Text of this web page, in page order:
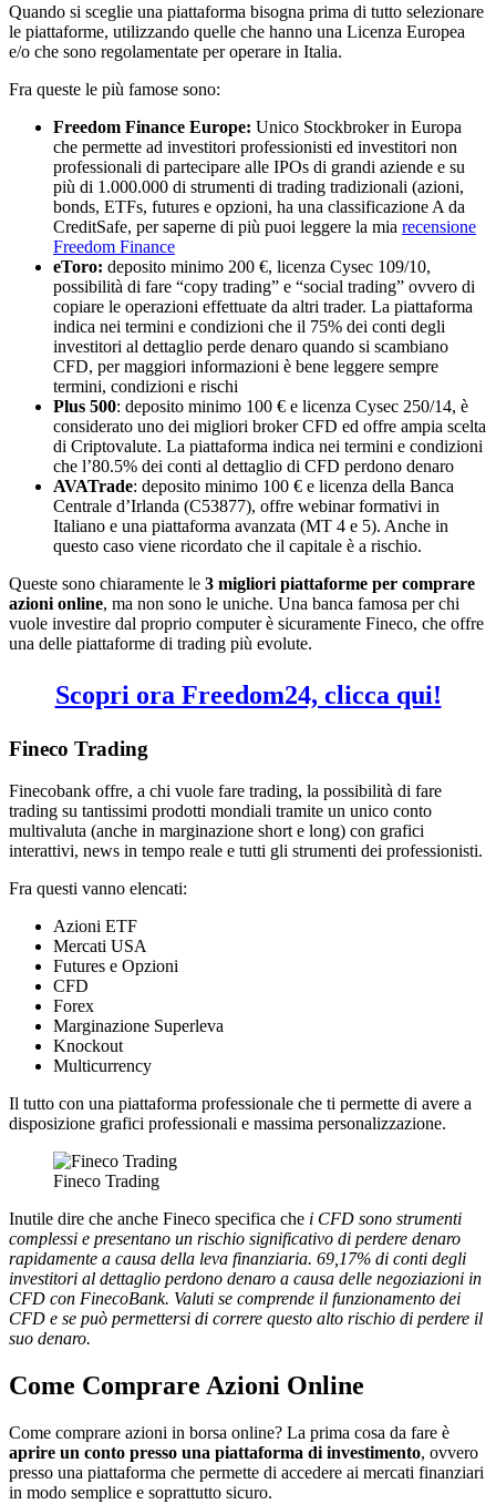
Quando si sceglie una piattaforma bisogna prima di tutto selezionare
le piattaforme, utilizzando quelle che hanno una Licenza Europea
e/o che sono regolamentate per operare in Italia.
Fra queste le più famose sono:
Freedom Finance Europe: Unico Stockbroker in Europa
che permette ad investitori professionisti ed investitori non
professionali di partecipare alle IPOs di grandi aziende e su
più di 1.000.000 di strumenti di trading tradizionali (azioni,
bonds, ETFs, futures e opzioni, ha una classificazione A da
CreditSafe, per saperne di più puoi leggere la mia recensione
Freedom Finance
eToro: deposito minimo 200 €, licenza Cysec 109/10,
possibilità di fare “copy trading” e “social trading” ovvero di
copiare le operazioni effettuate da altri trader. La piattaforma
indica nei termini e condizioni che il 75% dei conti degli
investitori al dettaglio perde denaro quando si scambiano
CFD, per maggiori informazioni è bene leggere sempre
termini, condizioni e rischi
Plus 500: deposito minimo 100 € e licenza Cysec 250/14, è
considerato uno dei migliori broker CFD ed offre ampia scelta
di Criptovalute. La piattaforma indica nei termini e condizioni
che l’80.5% dei conti al dettaglio di CFD perdono denaro
AVATrade: deposito minimo 100 € e licenza della Banca
Centrale d’Irlanda (C53877), offre webinar formativi in
Italiano e una piattaforma avanzata (MT 4 e 5). Anche in
questo caso viene ricordato che il capitale è a rischio.
Queste sono chiaramente le 3 migliori piattaforme per comprare
azioni online, ma non sono le uniche. Una banca famosa per chi
vuole investire dal proprio computer è sicuramente Fineco, che offre
una delle piattaforme di trading più evolute.
Scopri ora Freedom24, clicca qui!
Fineco Trading
Finecobank offre, a chi vuole fare trading, la possibilità di fare
trading su tantissimi prodotti mondiali tramite un unico conto
multivaluta (anche in marginazione short e long) con grafici
interattivi, news in tempo reale e tutti gli strumenti dei professionisti.
Fra questi vanno elencati:
Azioni ETF
Mercati USA
Futures e Opzioni
CFD
Forex
Marginazione Superleva
Knockout
Multicurrency
Il tutto con una piattaforma professionale che ti permette di avere a
disposizione grafici professionali e massima personalizzazione.
Fineco Trading
Inutile dire che anche Fineco specifica che i CFD sono strumenti
complessi e presentano un rischio significativo di perdere denaro
rapidamente a causa della leva finanziaria. 69,17% di conti degli
investitori al dettaglio perdono denaro a causa delle negoziazioni in
CFD con FinecoBank. Valuti se comprende il funzionamento dei
CFD e se può permettersi di correre questo alto rischio di perdere il
suo denaro.
Come Comprare Azioni Online
Come comprare azioni in borsa online? La prima cosa da fare è
aprire un conto presso una piattaforma di investimento, ovvero
presso una piattaforma che permette di accedere ai mercati finanziari
in modo semplice e soprattutto sicuro.